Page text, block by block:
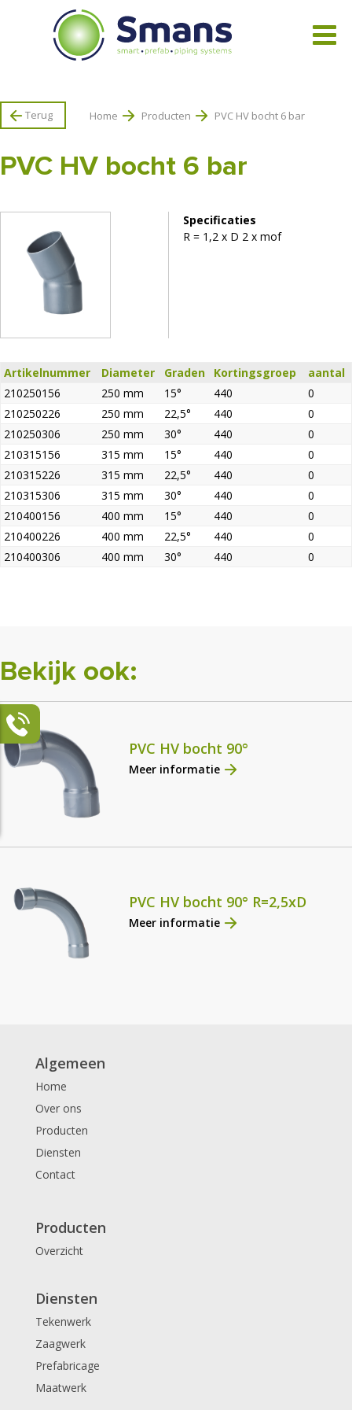
Terug Home Producten PVC HV bocht 6 bar
PVC HV bocht 6 bar
Specificaties
R = 1,2 x D 2 x mof
Artikelnummer Diameter Graden Kortingsgroep
aantal
210250156
250 mm 15° 440
0
210250226
250 mm 22,5° 440
0
210250306
250 mm 30° 440
0
210315156
315 mm 15° 440
0
210315226
315 mm 22,5° 440
0
210315306
315 mm 30° 440
0
210400156
400 mm 15° 440
0
210400226
400 mm 22,5° 440
0
210400306
400 mm 30° 440 0
Bekijk alle producten
Bekijk ook:
PVC HV bocht 90°
Meer informatie
PVC HV bocht 90° R=2,5xD
Meer informatie
Algemeen
Home
Over ons
Producten
Diensten
Contact
Producten
Overzicht
Diensten
Tekenwerk
Zaagwerk
Prefabricage
Maatwerk